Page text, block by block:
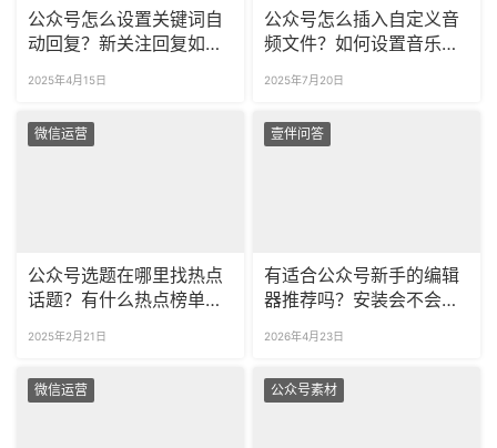
公众号怎么设置关键词自
动回复？新关注回复如何
2025年4月15日
公众号怎么插入自定义音
频文件？如何设置音乐播
2025年7月20日
微信运营
公众号选题在哪里找热点
话题？有什么热点榜单平
2025年2月21日
壹伴问答
有适合公众号新手的编辑
器推荐吗？安装会不会很
2026年4月23日
微信运营 公众号素材